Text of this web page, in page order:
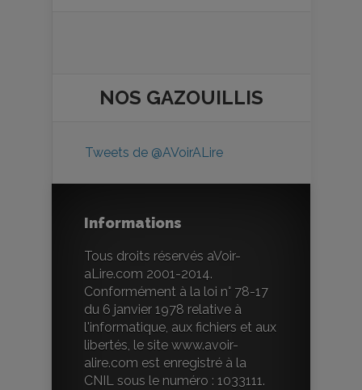
NOS GAZOUILLIS
Tweets de @AVoirALire
Informations
Tous droits réservés aVoir-
aLire.com 2001-2014.
Conformément à la loi n° 78-17
du 6 janvier 1978 relative à
l'informatique, aux fichiers et aux
libertés, le site www.avoir-
alire.com est enregistré à la
CNIL sous le numéro : 1033111.